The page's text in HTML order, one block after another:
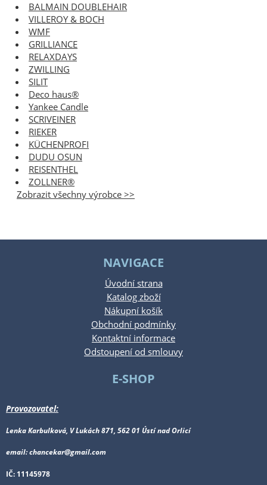
BALMAIN DOUBLEHAIR
VILLEROY & BOCH
WMF
GRILLIANCE
RELAXDAYS
ZWILLING
SILIT
Deco haus®
Yankee Candle
SCRIVEINER
RIEKER
KÜCHENPROFI
DUDU OSUN
REISENTHEL
ZOLLNER®
Zobrazit všechny výrobce >>
NAVIGACE
Úvodní strana
Katalog zboží
Nákupní košík
Obchodní podmínky
Kontaktní informace
Odstoupení od smlouvy
E-SHOP
Provozovatel:
Lenka Karbulková, V Lukách 871, 562 01 Ústí nad Orlicí
email: chancekar@gmail.com
IČ: 11145978